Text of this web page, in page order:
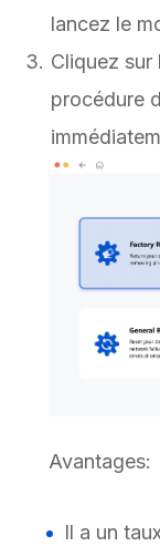
lancez le
Cliquez
procédure
Avantages:
Il a un